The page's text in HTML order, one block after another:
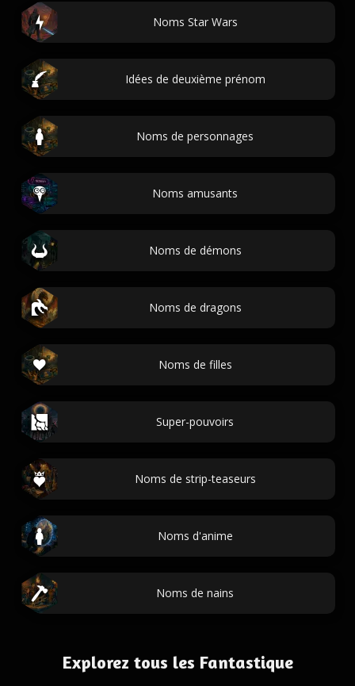
Noms Star Wars
Idées de deuxième prénom
Noms de personnages
Noms amusants
Noms de démons
Noms de dragons
Noms de filles
Super-pouvoirs
Noms de strip-teaseurs
Noms d'anime
Noms de nains
Explorez tous les Fantastique